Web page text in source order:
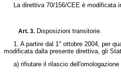
La direttiva 70/156/CEE è modificata
Art. 3. Disposizioni transitorie.
1. A partire dal 1° ottobre 2004, per
modificata dalla presente direttiva, gli
a) rifiutare il rilascio